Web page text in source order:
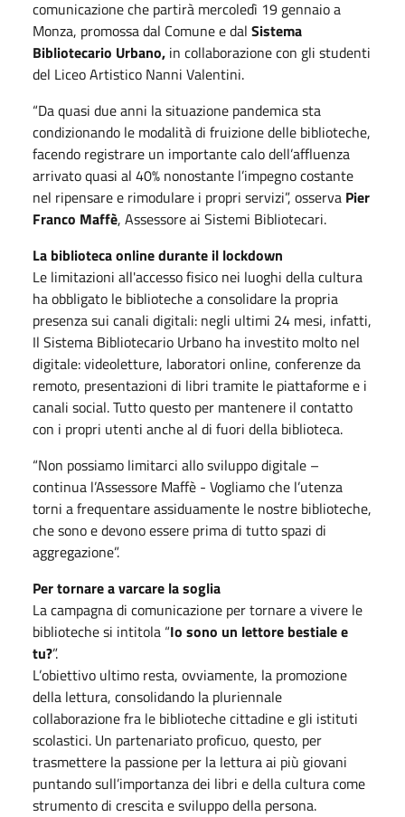
comunicazione che partirà mercoledì 19 gennaio a
Monza, promossa dal Comune e dal Sistema
Bibliotecario Urbano, in collaborazione con gli studenti
del Liceo Artistico Nanni Valentini.
“Da quasi due anni la situazione pandemica sta
condizionando le modalità di fruizione delle biblioteche,
facendo registrare un importante calo dell’affluenza
arrivato quasi al 40% nonostante l’impegno costante
nel ripensare e rimodulare i propri servizi”, osserva Pier
Franco Maffè, Assessore ai Sistemi Bibliotecari.
La biblioteca online durante il lockdown
Le limitazioni all'accesso fisico nei luoghi della cultura
ha obbligato le biblioteche a consolidare la propria
presenza sui canali digitali: negli ultimi 24 mesi, infatti,
Il Sistema Bibliotecario Urbano ha investito molto nel
digitale: videoletture, laboratori online, conferenze da
remoto, presentazioni di libri tramite le piattaforme e i
canali social. Tutto questo per mantenere il contatto
con i propri utenti anche al di fuori della biblioteca.
“Non possiamo limitarci allo sviluppo digitale –
continua l’Assessore Maffè - Vogliamo che l’utenza
torni a frequentare assiduamente le nostre biblioteche,
che sono e devono essere prima di tutto spazi di
aggregazione”.
Per tornare a varcare la soglia
La campagna di comunicazione per tornare a vivere le
biblioteche si intitola “Io sono un lettore bestiale e
tu?”.
L’obiettivo ultimo resta, ovviamente, la promozione
della lettura, consolidando la pluriennale
collaborazione fra le biblioteche cittadine e gli istituti
scolastici. Un partenariato proficuo, questo, per
trasmettere la passione per la lettura ai più giovani
puntando sull’importanza dei libri e della cultura come
strumento di crescita e sviluppo della persona.